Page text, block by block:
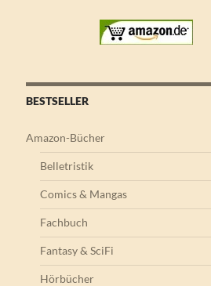
BESTSELLER
Amazon-Bücher
Belletristik
Comics & Mangas
Fachbuch
Fantasy & SciFi
Hörbücher